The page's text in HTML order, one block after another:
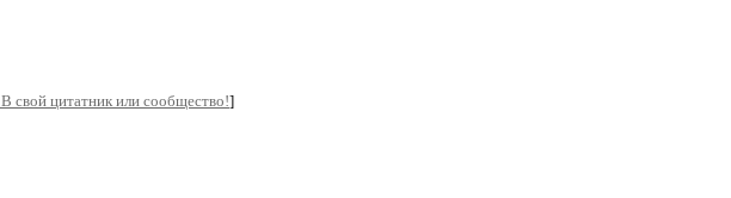
В свой цитатник или сообщество!]